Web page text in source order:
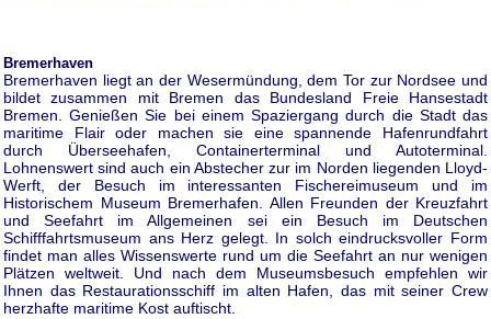
Bremerhaven
Bremerhaven liegt an der Wesermündung, dem Tor zur Nordsee und
bildet zusammen mit Bremen das Bundesland Freie Hansestadt
Bremen. Genießen Sie bei einem Spaziergang durch die Stadt das
maritime Flair oder machen sie eine spannende Hafenrundfahrt
durch Überseehafen, Containerterminal und Autoterminal.
Lohnenswert sind auch ein Abstecher zur im Norden liegenden Lloyd-
Werft, der Besuch im interessanten Fischereimuseum und im
Historischem Museum Bremerhafen. Allen Freunden der Kreuzfahrt
und Seefahrt im Allgemeinen sei ein Besuch im Deutschen
Schifffahrtsmuseum ans Herz gelegt. In solch eindrucksvoller Form
findet man alles Wissenswerte rund um die Seefahrt an nur wenigen
Plätzen weltweit. Und nach dem Museumsbesuch empfehlen wir
Ihnen das Restaurationsschiff im alten Hafen, das mit seiner Crew
herzhafte maritime Kost auftischt.